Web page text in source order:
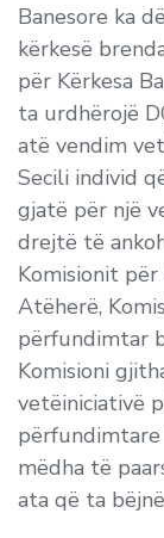
Banesore ka
kërkesë
për Kërkesa
ta urdhërojë
atë vendim
Secili individ
gjatë për një
drejtë të
Komisionit për
Atëherë,
përfundimtar
Komisioni
vetëiniciativë
mëdha të
ata që ta